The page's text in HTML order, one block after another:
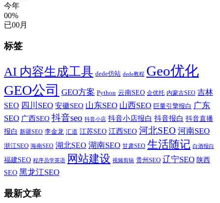
今年
00%
已00月
标签
AI 内容生成工具 dede仿站 dede教程 Geo优化
GEO公司 GEO方案 Python 云南SEO 企优托 内蒙古SEO 吉林
SEO 四川SEO 安徽SEO 山东SEO 山西SEO 巨量引擎报白 广东
SEO 广西SEO 抖音seo 抖音小店 抖音小店报白 抖音报白 抖音直播
报白 新疆SEO 李金龙 汇道 江苏SEO 江西SEO 河北SEO 河南SEO
浙江SEO 海南SEO 湖北SEO 湖南SEO 甘肃SEO 生活随记 白酒报白
福建SEO 程序员学英语 网站建设 视频剪辑 贵州SEO 辽宁SEO 陕西
SEO 黑龙江SEO
最新文章